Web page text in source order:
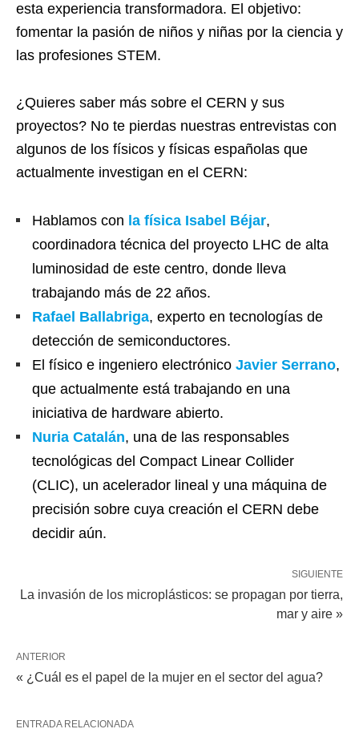
esta experiencia transformadora. El objetivo:
fomentar la pasión de niños y niñas por la ciencia y
las profesiones STEM.
¿Quieres saber más sobre el CERN y sus
proyectos? No te pierdas nuestras entrevistas con
algunos de los físicos y físicas españolas que
actualmente investigan en el CERN:
Hablamos con la física Isabel Béjar,
coordinadora técnica del proyecto LHC de alta
luminosidad de este centro, donde lleva
trabajando más de 22 años.
Rafael Ballabriga, experto en tecnologías de
detección de semiconductores.
El físico e ingeniero electrónico Javier Serrano,
que actualmente está trabajando en una
iniciativa de hardware abierto.
Nuria Catalán, una de las responsables
tecnológicas del Compact Linear Collider
(CLIC), un acelerador lineal y una máquina de
precisión sobre cuya creación el CERN debe
decidir aún.
SIGUIENTE
La invasión de los microplásticos: se propagan por tierra,
mar y aire »
ANTERIOR
« ¿Cuál es el papel de la mujer en el sector del agua?
ENTRADA RELACIONADA